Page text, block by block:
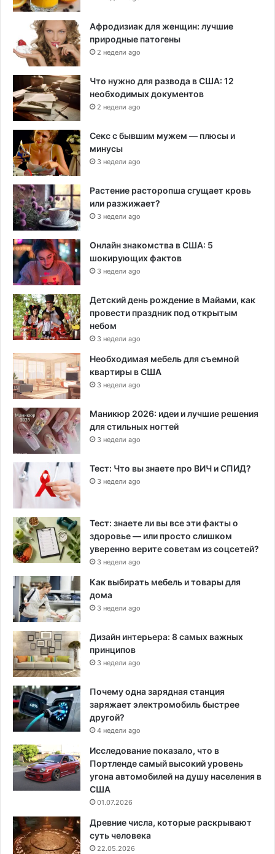
Афродизиак для женщин: лучшие
природные патогены
2 недели ago
Что нужно для развода в США: 12
необходимых документов
2 недели ago
Секс с бывшим мужем — плюсы и
минусы
3 недели ago
Растение расторопша сгущает кровь
или разжижает?
3 недели ago
Онлайн знакомства в США: 5
шокирующих фактов
3 недели ago
Детский день рождение в Майами, как
провести праздник под открытым
небом
3 недели ago
Необходимая мебель для съемной
квартиры в США
3 недели ago
Маникюр 2026: идеи и лучшие решения
для стильных ногтей
3 недели ago
Тест: Что вы знаете про ВИЧ и СПИД?
3 недели ago
Тест: знаете ли вы все эти факты о
здоровье — или просто слишком
уверенно верите советам из соцсетей?
3 недели ago
Как выбирать мебель и товары для
дома
3 недели ago
Дизайн интерьера: 8 самых важных
принципов
3 недели ago
Почему одна зарядная станция
заряжает электромобиль быстрее
другой?
4 недели ago
Исследование показало, что в
Портленде самый высокий уровень
угона автомобилей на душу населения в
США
01.07.2026
Древние числа, которые раскрывают
суть человека
22.05.2026